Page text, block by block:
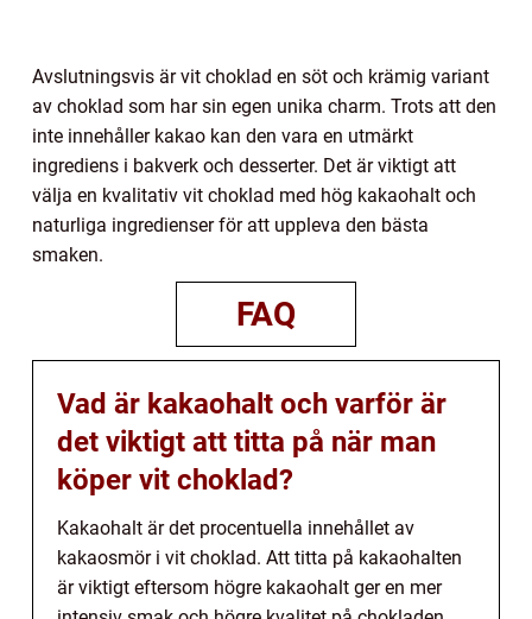
Avslutningsvis är vit choklad en söt och krämig variant
av choklad som har sin egen unika charm. Trots att den
inte innehåller kakao kan den vara en utmärkt
ingrediens i bakverk och desserter. Det är viktigt att
välja en kvalitativ vit choklad med hög kakaohalt och
naturliga ingredienser för att uppleva den bästa
smaken.
FAQ
Vad är kakaohalt och varför är
det viktigt att titta på när man
köper vit choklad?
Kakaohalt är det procentuella innehållet av
kakaosmör i vit choklad. Att titta på kakaohalten
är viktigt eftersom högre kakaohalt ger en mer